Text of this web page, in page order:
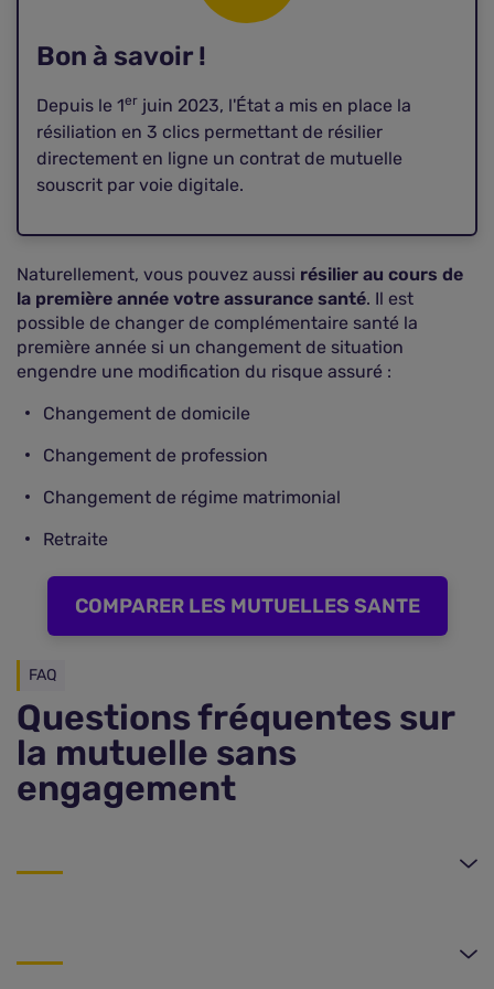
Bon à savoir !
Depuis le 1er juin 2023, l'État a mis en place la
résiliation en 3 clics permettant de résilier
directement en ligne un contrat de mutuelle
souscrit par voie digitale.
Naturellement, vous pouvez aussi résilier au cours de
la première année votre assurance santé. Il est
possible de changer de complémentaire santé la
première année si un changement de situation
engendre une modification du risque assuré :
Changement de domicile
Changement de profession
Changement de régime matrimonial
Retraite
COMPARER LES MUTUELLES SANTE
FAQ
Questions fréquentes sur
la mutuelle sans
engagement